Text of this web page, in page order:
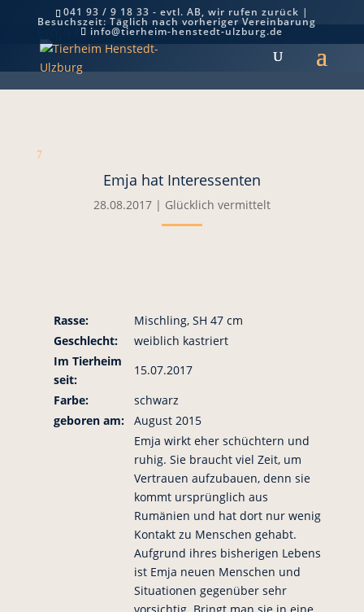
041 93 / 9 18 33 - evtl. AB, wir rufen zurück |
Besuchszeit: Täglich nach vorheriger Vereinbarung
info@tierheim-henstedt-ulzburg.de
Emja hat Interessenten
7
Emja hat Interessenten
28.08.2017| Glücklich vermittelt
Rasse:
Mischling, SH 47 cm
Geschlecht:
weiblich kastriert
Im Tierheim
seit:
15.07.2017
Farbe:
schwarz
geboren am:
August 2015
Emja wirkt eher schüchtern und
ruhig. Sie braucht viel Zeit, um
Vertrauen aufzubauen, denn sie
kommt ursprünglich aus
Rumänien und hat dort nur wenig
Kontakt zu Menschen gehabt.
Aufgrund ihres bisherigen Lebens
ist Emja neuen Menschen und
Situationen gegenüber sehr